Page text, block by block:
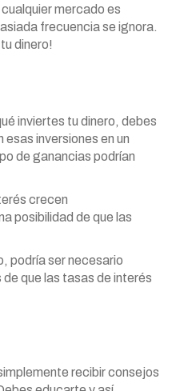
mercado es
frecuencia se ignora.
dinero!
inviertes tu dinero, debes
inversiones en un
de ganancias podrían
crecen
posibilidad de que las
podría ser necesario
que las tasas de interés
recibir consejos